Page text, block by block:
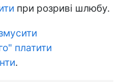
при розриві шлюбу.
платити
.